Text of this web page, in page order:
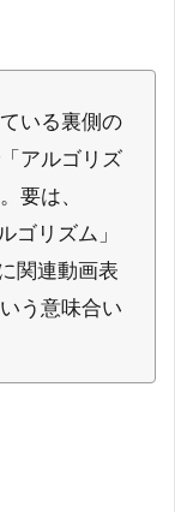
いる裏側の
アルゴリズ
要は、
ゴリズム」
関連動画表
う意味合い